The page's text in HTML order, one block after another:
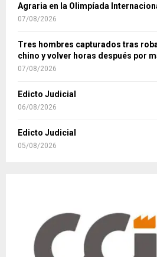
Agraria en la Olimpíada
07/08/2026
Tres hombres capturados tras
chino y volver horas después por
07/08/2026
Edicto Judicial
06/08/2026
Edicto Judicial
05/08/2026